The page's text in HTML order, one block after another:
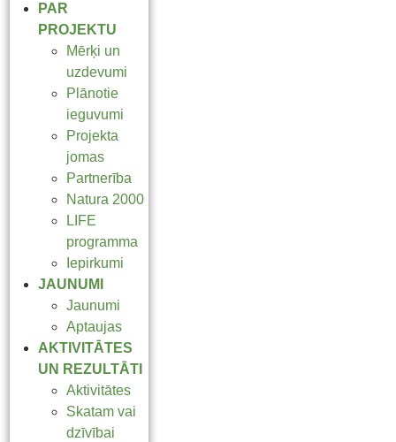
PAR
PROJEKTU
Mērķi un
uzdevumi
Plānotie
ieguvumi
Projekta
jomas
Partnerība
Natura 2000
LIFE
programma
Iepirkumi
JAUNUMI
Jaunumi
Aptaujas
AKTIVITĀTES
UN REZULTĀTI
Aktivitātes
Skatam vai
dzīvībai